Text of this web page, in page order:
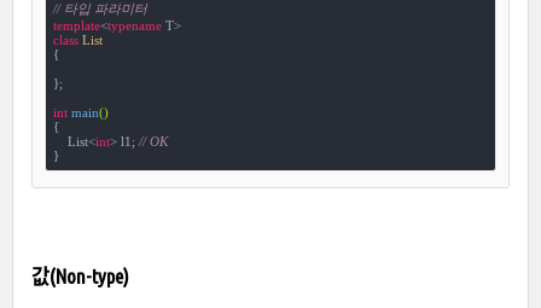
// 타입 파라미터
template<typename
T>
class List
{
};
int main()
{
    List<
int> l1; // OK
}
값(Non-type)